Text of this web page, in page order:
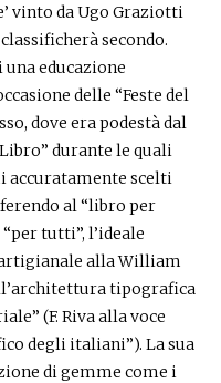
vinto da Ugo Graziotti
secondo.
educazione
delle “Feste del
dove era podestà dal
durante le quali
accuratamente scelti
al “libro per
tutti”, l’ideale
alla William
tipografica
(F. Riva alla voce
degli italiani”). La sua
di gemme come i